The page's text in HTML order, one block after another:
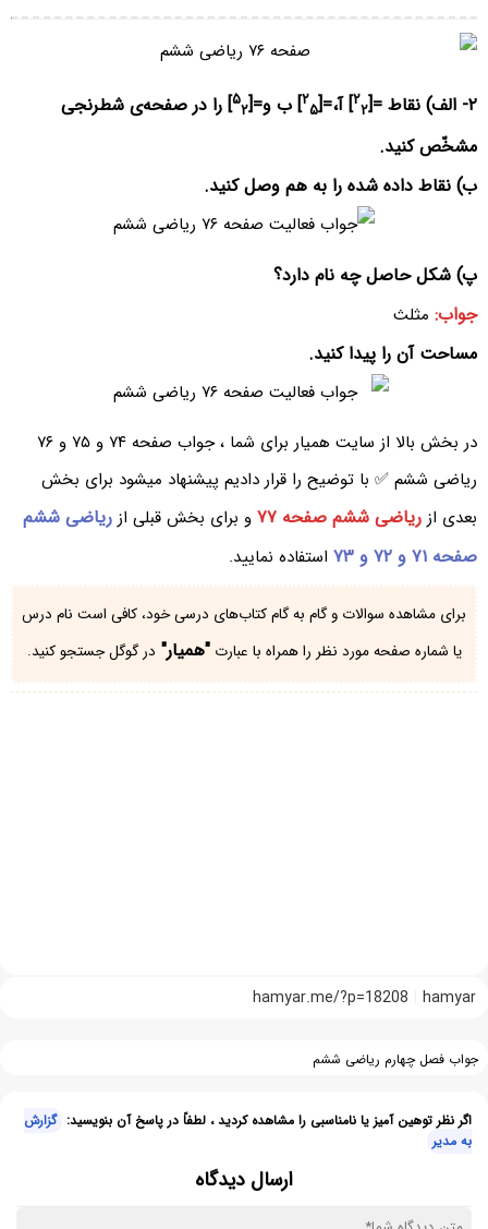
۲- الف) نقاط =[ ۲
۲ ] آ،=[ ۲
۵ ] ب و=[ ۵
۲ ] را در صفحه‌ی شطرنجی
مشخّص کنید.
ب) نقاط داده شده را به هم وصل کنید.
پ) شکل حاصل چه نام دارد؟
جواب: مثلث
مساحت آن را پیدا کنید.
در بخش بالا از سایت همیار برای شما ، جواب صفحه ۷۴ و ۷۵ و ۷۶
ریاضی ششم ✅ با توضیح را قرار دادیم پیشنهاد میشود برای بخش
بعدی از ریاضی ششم صفحه ۷۷ و برای بخش قبلی از ریاضی ششم
صفحه ۷۱ و ۷۲ و ۷۳
استفاده نمایید.
برای مشاهده سوالات و گام به گام کتاب‌های درسی خود، کافی است نام درس
یا شماره صفحه مورد نظر را همراه با عبارت"همیار" در گوگل جستجو کنید.
hamyar
hamyar.me/?p=18208
جواب فصل چهارم ریاضی ششم
اگر نظر توهین آمیز یا نامناسبی را مشاهده کردید ، لطفاً در پاسخ آن بنویسید: گزارش
به مدیر
ارسال دیدگاه